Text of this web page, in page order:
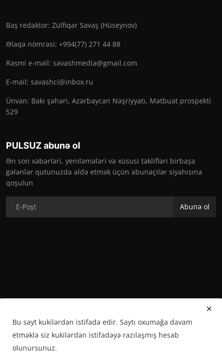
Baş redaktor: Zülfiqar Savaş (Hüseynov)
Əlaqə nömrəsi: +994(77) 271 44 88
Rəsmi e-mail: savashmedia@gmail.com
E-mail: savashci@inbox.ru
Ünvan: Bakı şəhəri, Azərbaycan Nəşriyyatı, Mətbuat prospekti
529
PULSUZ abunə ol
Ən son xəbərləri, yeniləmələri və xüsusi təklifləri birbaşa
gələnlər qutunuzda əldə etmək üçün abunəçilər siyahısına
qoşulun
Abunə ol
Copyright 2023 Savash Media -Bütün hüquqları qorunur
Bu sayt kukilərdən istifadə edir. Saytı oxumağa davam
etməklə siz kukilərdən istifadəyə razılaşmış hesab
olunursunuz.